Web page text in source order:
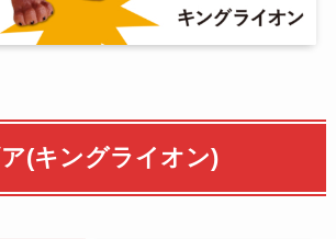
(キングライオン)